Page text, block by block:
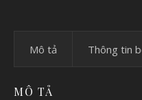
Mô tả Thông tin
MÔ TẢ